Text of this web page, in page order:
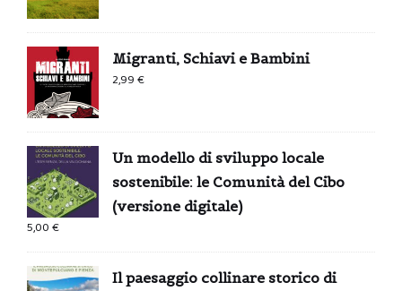
Migranti, Schiavi e Bambini
2,99€
Un modello di sviluppo locale
sostenibile: le Comunità del Cibo
(versione digitale)
5,00€
Il paesaggio collinare storico di